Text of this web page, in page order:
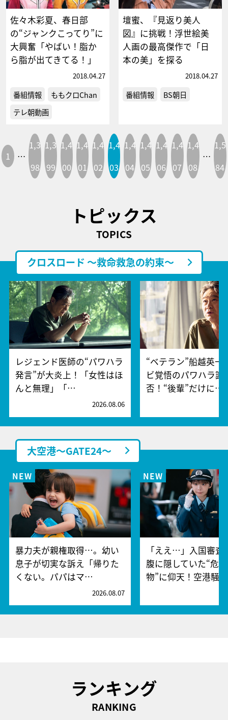
佐々木彩夏、春日部
の“ジャンクこってり”に
大興奮「やばい！脂か
ら脂が出てきてる！」
2018.04.27
番組情報
ももクロChan
テレ朝動画
壇蜜、『見返り美人
図』に挑戦！浮世絵美
人画の最高傑作で「日
本の美」を探る
2018.04.27
番組情報 BS朝日
1 …
1,3
98
1,3
99
1,4
00
1,4
01
1,4
02
1,4
03
1,4
04
1,4
05
1,4
06
1,4
07
1,4
08
…
1,5
84
トピックス
TOPICS
クロスロード ～救命救急の約束～
レジェンド医師の“パワハラ
発言”が大炎上！「女性はほ
んと無理」「…
2026.08.06
“ベテラン”船越英一
ビ覚悟のパワハラ謝
否！“後輩”だけに…
大空港～GATE24～
暴力夫が親権取得…。幼い
息子が切実な訴え「帰りた
くない。パパはマ…
2026.08.07
「ええ…」入国審査
腹に隠していた“危
物”に仰天！空港騒
ランキング
RANKING